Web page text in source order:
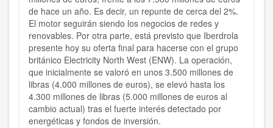
de hace un año. Es decir, un repunte de cerca del 2%.
El motor seguirán siendo los negocios de redes y
renovables. Por otra parte, está previsto que Iberdrola
presente hoy su oferta final para hacerse con el grupo
británico Electricity North West (ENW). La operación,
que inicialmente se valoró en unos 3.500 millones de
libras (4.000 millones de euros), se elevó hasta los
4.300 millones de libras (5.000 millones de euros al
cambio actual) tras el fuerte interés detectado por
energéticas y fondos de inversión.